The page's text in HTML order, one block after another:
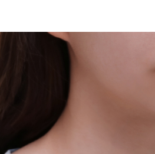
Linha de Crédito
Roupas e Moda
Material de Construção
Mafisa Turismo
Nivalmix